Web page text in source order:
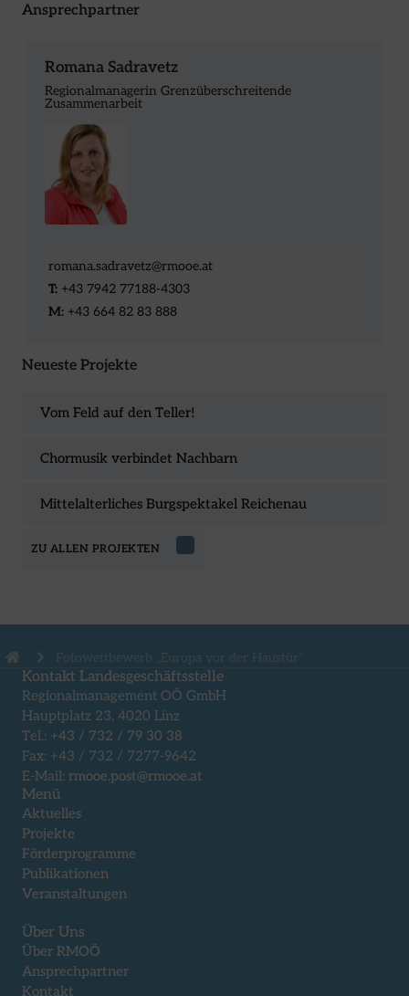
Ansprechpartner
Romana Sadravetz
Regionalmanagerin Grenzüberschreitende
Zusammenarbeit
romana.sadravetz@rmooe.at
T: +43 7942 77188-4303
M: +43 664 82 83 888
Neueste Projekte
Vom Feld auf den Teller!
Chormusik verbindet Nachbarn
Mittelalterliches Burgspektakel Reichenau
ZU ALLEN PROJEKTEN
Fotowettbewerb „Europa vor der Haustür“
Kontakt Landesgeschäftsstelle
Regionalmanagement OÖ GmbH
Hauptplatz 23, 4020 Linz
Tel.: +43 / 732 / 79 30 38
Fax: +43 / 732 / 7277-9642
E-Mail: rmooe.post@rmooe.at
Menü
Aktuelles
Projekte
Förderprogramme
Publikationen
Veranstaltungen
Über Uns
Über RMOÖ
Ansprechpartner
Kontakt